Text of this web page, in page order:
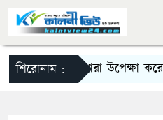
শিরোনাম :
১৪৪ ধারা উপেক্ষা করে